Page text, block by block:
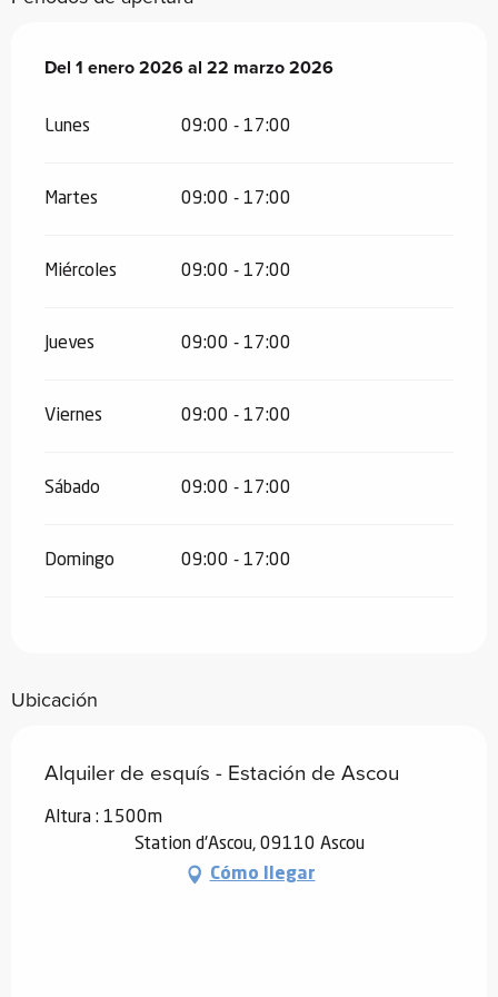
Del 1 enero 2026al 22 marzo 2026
Del 1 enero 2026al 22 marzo 2026
Lunes 09:00 - 17:00
Martes 09:00 - 17:00
Miércoles 09:00 - 17:00
Jueves 09:00 - 17:00
Viernes 09:00 - 17:00
Sábado 09:00 - 17:00
Domingo 09:00 - 17:00
Ubicación
Alquiler de esquís - Estación de Ascou
Altura : 1500m
Station d'Ascou, 09110 Ascou
Cómo llegar